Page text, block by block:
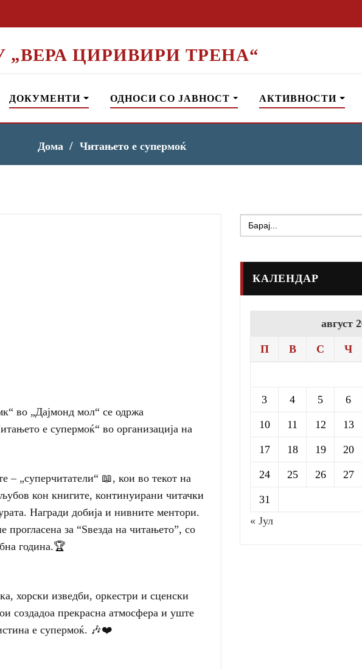
„ВЕРА ЦИРИВИРИ ТРЕНА“
ДОКУМЕНТИ ОДНОСИ СО ЈАВНОСТ АКТИВНОСТИ
Дома Читањето е супермоќ
во „Дајмонд мол“ се одржа
е супермоќ“ во организација на
– „суперчитатели“ 📖, кои во текот на
кон книгите, континуирани читачки
Награди добија и нивните ментори.
за “Ѕвезда на читањето”, со
година.🏆
хорски изведби, оркестри и сценски
создадоа прекрасна атмосфера и уште
е супермоќ. 🎶❤️
Search
for:
КАЛЕНДАР
август
П В С Ч
3 4 5 6
10 11 12 13
17 18 19 20
24 25 26 27
31
« Јул